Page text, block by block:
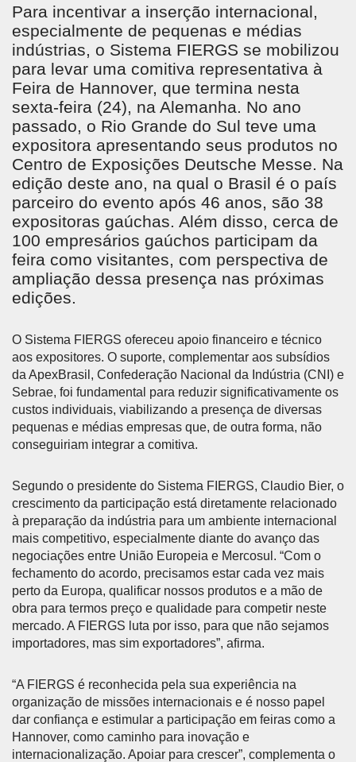
Para incentivar a inserção internacional,
especialmente de pequenas e médias
indústrias, o Sistema FIERGS se mobilizou
para levar uma comitiva representativa à
Feira de Hannover, que termina nesta
sexta-feira (24), na Alemanha. No ano
passado, o Rio Grande do Sul teve uma
expositora apresentando seus produtos no
Centro de Exposições Deutsche Messe. Na
edição deste ano, na qual o Brasil é o país
parceiro do evento após 46 anos, são 38
expositoras gaúchas. Além disso, cerca de
100 empresários gaúchos participam da
feira como visitantes, com perspectiva de
ampliação dessa presença nas próximas
edições.
O Sistema FIERGS ofereceu apoio financeiro e técnico
aos expositores. O suporte, complementar aos subsídios
da ApexBrasil, Confederação Nacional da Indústria (CNI) e
Sebrae, foi fundamental para reduzir significativamente os
custos individuais, viabilizando a presença de diversas
pequenas e médias empresas que, de outra forma, não
conseguiriam integrar a comitiva.
Segundo o presidente do Sistema FIERGS, Claudio Bier, o
crescimento da participação está diretamente relacionado
à preparação da indústria para um ambiente internacional
mais competitivo, especialmente diante do avanço das
negociações entre União Europeia e Mercosul. “Com o
fechamento do acordo, precisamos estar cada vez mais
perto da Europa, qualificar nossos produtos e a mão de
obra para termos preço e qualidade para competir neste
mercado. A FIERGS luta por isso, para que não sejamos
importadores, mas sim exportadores”, afirma.
“A FIERGS é reconhecida pela sua experiência na
organização de missões internacionais e é nosso papel
dar confiança e estimular a participação em feiras como a
Hannover, como caminho para inovação e
internacionalização. Apoiar para crescer”, complementa o